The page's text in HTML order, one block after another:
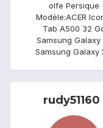
olfe Persique
Modèle:ACER
Tab A500 32
Samsung Galaxy
Samsung Galaxy
rudy51160